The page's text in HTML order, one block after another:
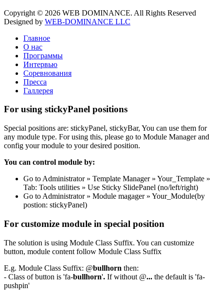
Copyright © 2026 WEB DOMINANCE. All Rights Reserved
Designed by WEB-DOMINANCE LLC
Главное
О нас
Программы
Интервью
Соревнования
Пресса
Галлерея
For using stickyPanel positions
Special positions are: stickyPanel, stickyBar, You can use them for
any module type. For using this, please go to Module Manager and
config your module to your desired position.
You can control module by:
Go to Administrator » Template Manager » Your_Template »
Tab: Tools utilities » Use Sticky SlidePanel (no/left/right)
Go to Administrator » Module magager » Your_Module(by
postion: stickyPanel)
For customize module in special position
The solution is using Module Class Suffix. You can customize
button, module content follow Module Class Suffix
E.g. Module Class Suffix: @bullhorn then:
- Class of button is 'fa-bullhorn'. If without @... the default is 'fa-
pushpin'